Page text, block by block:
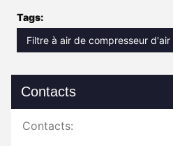
Tags:
Filtre à air de compresseur d'air
Contacts
Contacts: